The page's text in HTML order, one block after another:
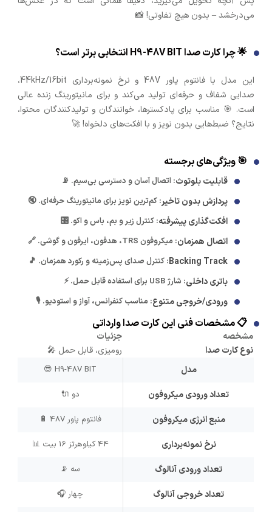
می‌درخشد – بدون هیچ تفاوتی! 📸
🌟 چرا کارت صدا H9-48V BIT انتخابی برتر است؟
این مدل با فانتوم پاور 48V و نرخ نمونه‌برداری 44kHz/16bit،
صدایی شفاف و حرفه‌ای تولید می‌کند و برای مانیتورینگ زنده عالی
است. 🎯 مناسب برای پادکسترها، خوانندگان و تولیدکنندگان محتوا،
نتایج؟ ضبط‌هایی بدون نویز و با افکت‌های دلخواه! 🚀
🎯 ویژگی‌های برجسته
قابلیت بلوتوث: اتصال آسان و دسترسی بی‌سیم. 📡
پردازش بدون تاخیر: کم‌ترین نویز برای مانیتورینگ حرفه‌ای. 🔇
افکت‌گذاری پیشرفته: کنترل زیر و بم، باس و اکو. 🎛️
اتصال همزمان: میکروفون TRS، هدفون، ایرفون و گوشی. 🔗
Backing Track: کنترل صدای پس‌زمینه و رکورد همزمان. 🎵
باتری داخلی: شارژ USB برای استفاده قابل حمل. ⚡
ورودی/خروجی متنوع: مناسب کنفرانس، آواز و استودیو. 🎙️
📋 مشخصات فنی این کارت صدا وارداتی
مشخصه
جزئیات
نوع کارت صدا
رومیزی، قابل حمل 🎤
مدل
H9-48V BIT 😎
تعداد ورودی میکروفون دو 🔌
منبع انرژی میکروفون فانتوم پاور 48V 🔋
نرخ نمونه‌برداری 44 کیلوهرتز 16 بیت 📊
تعداد ورودی آنالوگ سه 📡
تعداد خروجی آنالوگ چهار 🎧